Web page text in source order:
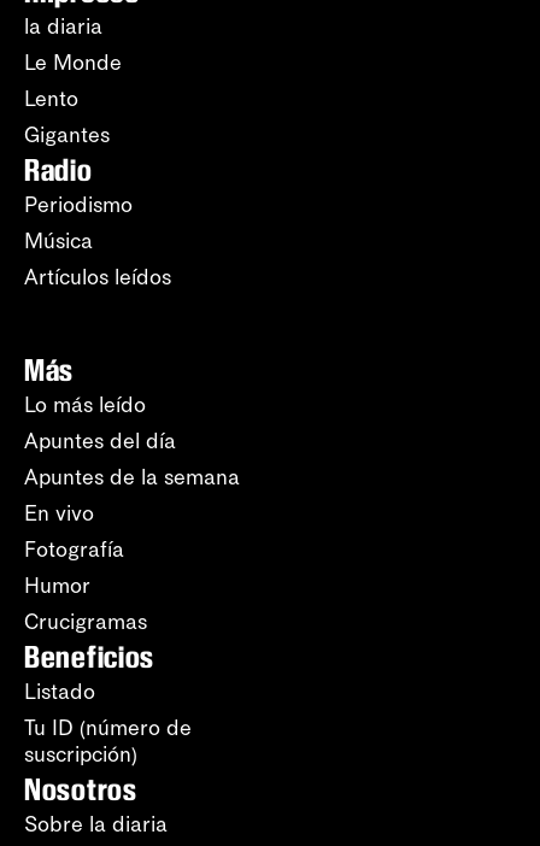
la diaria
Le Monde
Lento
Gigantes
Radio
Periodismo
Música
Artículos leídos
Más
Lo más leído
Apuntes del día
Apuntes de la semana
En vivo
Fotografía
Humor
Crucigramas
Beneficios
Listado
Tu ID (número de
suscripción)
Nosotros
Sobre la diaria